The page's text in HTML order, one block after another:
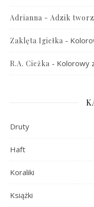
Adrianna - Adzik
Zaklęta Igiełka -
R.A. Cieżka - Kolorowy
Druty
Haft
Koraliki
Książki